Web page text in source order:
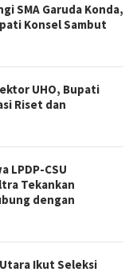
SMA Garuda Konda,
Konsel Sambut
UHO, Bupati
Riset dan
LPDP-CSU
Tekankan
dengan
Ikut Seleksi